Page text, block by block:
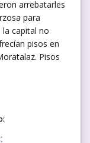
arrebatarles
para
la capital no
pisos en
Pisos